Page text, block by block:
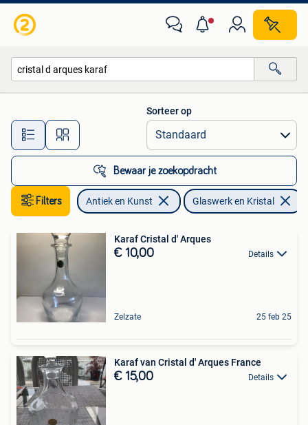
Alle afstanden…
Sorteer op
Bewaar je zoekopdracht
Filters Antiek en Kunst Glaswerk en Kristal
Karaf Cristal d' Arques
€ 10,00 Details
Zelzate 25 feb 25
Karaf van Cristal d' Arques France
€ 15,00 Details